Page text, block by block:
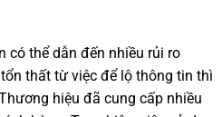
có thể dẫn đến nhiều rủi ro
thất từ việc để lộ thông tin thì
hiệu đã cung cấp nhiều